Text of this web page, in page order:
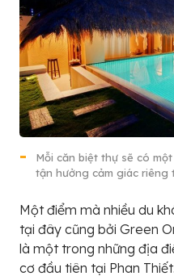
Mỗi căn biệt thự sẽ có
tận hưởng cảm giác riêng
Một điểm mà nhiều du
tại đây cũng bởi Green
là một trong những địa
cơ đầu tiên tại Phan